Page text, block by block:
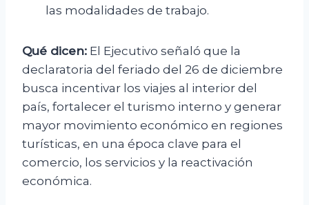
las modalidades de trabajo.
Qué dicen: El Ejecutivo señaló que la
declaratoria del feriado del 26 de diciembre
busca incentivar los viajes al interior del
país, fortalecer el turismo interno y generar
mayor movimiento económico en regiones
turísticas, en una época clave para el
comercio, los servicios y la reactivación
económica.